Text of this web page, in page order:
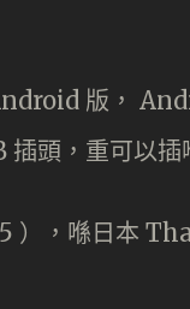
版，
頭，重可以插
），喺日本